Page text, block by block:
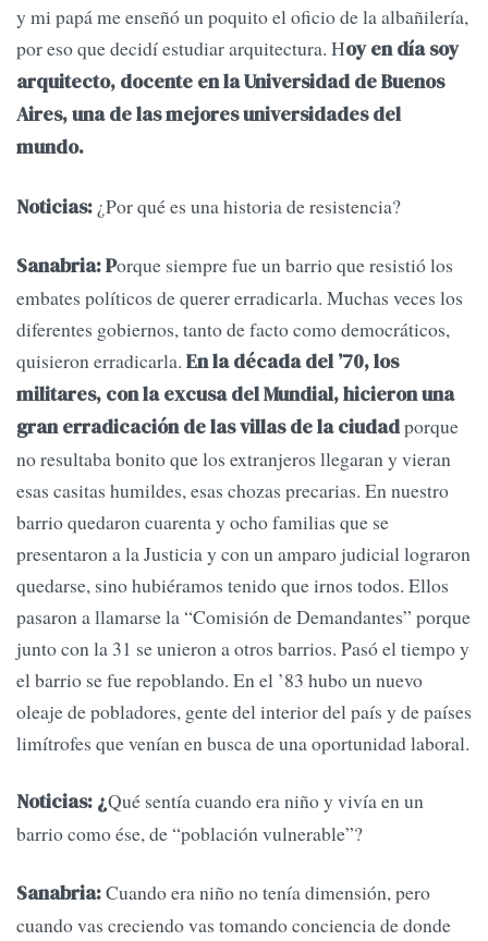
y mi papá me enseñó un poquito el oficio de la albañilería,
por eso que decidí estudiar arquitectura. Hoy en día soy
arquitecto, docente en la Universidad de Buenos
Aires, una de las mejores universidades del
mundo.
Noticias: ¿Por qué es una historia de resistencia?
Sanabria: Porque siempre fue un barrio que resistió los
embates políticos de querer erradicarla. Muchas veces los
diferentes gobiernos, tanto de facto como democráticos,
quisieron erradicarla. En la década del ’70, los
militares, con la excusa del Mundial, hicieron una
gran erradicación de las villas de la ciudadporque
no resultaba bonito que los extranjeros llegaran y vieran
esas casitas humildes, esas chozas precarias. En nuestro
barrio quedaron cuarenta y ocho familias que se
presentaron a la Justicia y con un amparo judicial lograron
quedarse, sino hubiéramos tenido que irnos todos. Ellos
pasaron a llamarse la “Comisión de Demandantes” porque
junto con la 31 se unieron a otros barrios. Pasó el tiempo y
el barrio se fue repoblando. En el ’83 hubo un nuevo
oleaje de pobladores, gente del interior del país y de países
limítrofes que venían en busca de una oportunidad laboral.
Noticias: ¿Qué sentía cuando era niño y vivía en un
barrio como ése, de “población vulnerable”?
Sanabria:Cuando era niño no tenía dimensión, pero
cuando vas creciendo vas tomando conciencia de donde